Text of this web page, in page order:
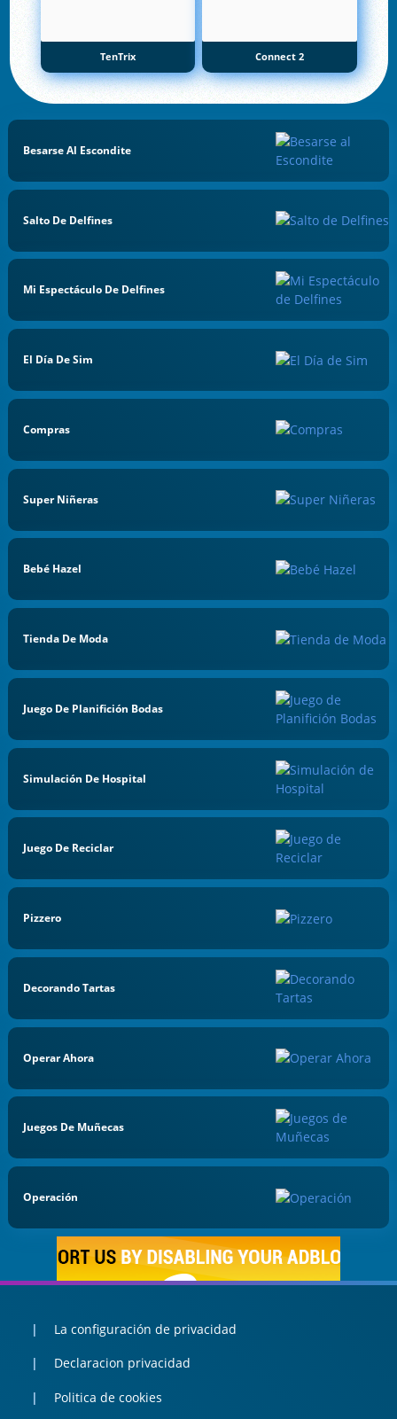
TenTrix Connect 2
Besarse Al Escondite
Salto De Delfines
Mi Espectáculo De Delfines
El Día De Sim
Compras
Super Niñeras
Bebé Hazel
Tienda De Moda
Juego De Planifición Bodas
Simulación De Hospital
Juego De Reciclar
Pizzero
Decorando Tartas
Operar Ahora
Juegos De Muñecas
Operación
La configuración de privacidad
Declaracion privacidad
Politica de cookies